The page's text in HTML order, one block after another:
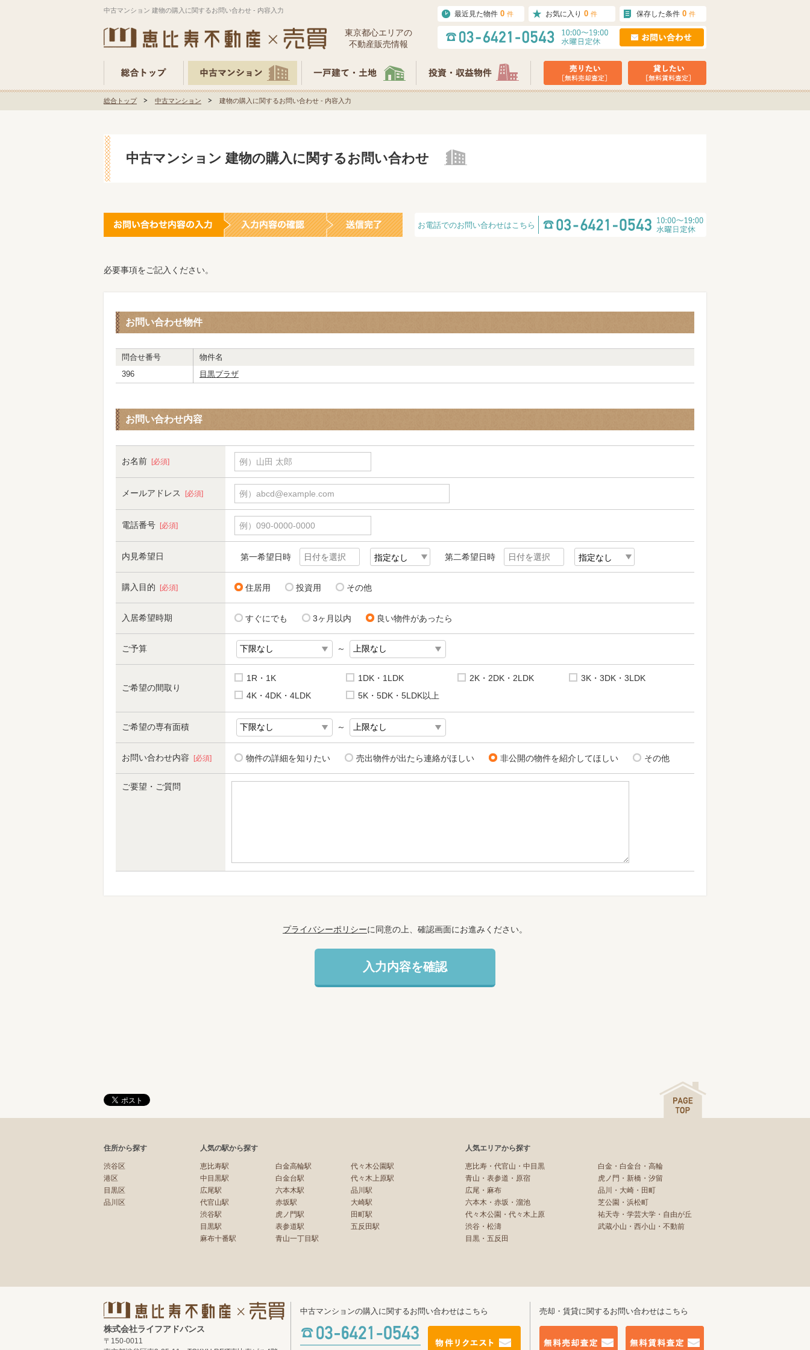
中古マンション 建物の購入に関するお問い合わせ - 内容入力
東京都⼼エリアの
不動産販売情報
最近見た物件 0 件 お気に入り 0 件 保存した条件 0 件
総合トップ 中古マンション 建物の購入に関するお問い合わせ - 内容入力
中古マンション 建物の購入に関するお問い合わせ
お電話でのお問い合わせはこちら
必要事項をご記入ください。
お問い合わせ物件
問合せ番号
物件名
396
目黒プラザ
お問い合わせ内容
お名前 [必須] 例）山田 太郎
メールアドレス [必須] 例）abcd@example.com
電話番号 [必須] 例）090-0000-0000
内見希望日 第一希望日時 第二希望日時
購入目的 [必須] 住居用 投資用 その他
入居希望時期 すぐにでも 3ヶ月以内 良い物件があったら
ご予算 ～
ご希望の間取り
1R・1K 1DK・1LDK 2K・2DK・2LDK
3K・3DK・3LDK
4K・4DK・4LDK
5K・5DK・5LDK以上
ご希望の専有面積 ～
お問い合わせ内容 [必須] 物件の詳細を知りたい 売出物件が出たら連絡がほしい 非公開の物件を紹介してほしい その他
ご要望・ご質問
プライバシーポリシーに同意の上、確認画面にお進みください。
住所から探す
渋谷区
港区
目黒区
品川区
人気の駅から探す
恵比寿駅
中目黒駅
広尾駅
代官山駅
渋谷駅
目黒駅
麻布十番駅
白金高輪駅
白金台駅
六本木駅
赤坂駅
虎ノ門駅
表参道駅
青山一丁目駅
代々木公園駅
代々木上原駅
品川駅
大崎駅
田町駅
五反田駅
人気エリアから探す
恵比寿・代官山・中目黒
青山・表参道・原宿
広尾・麻布
六本木・赤坂・溜池
代々木公園・代々木上原
渋谷・松濤
目黒・五反田
白金・白金台・高輪
虎ノ門・新橋・汐留
品川・大崎・田町
芝公園・浜松町
祐天寺・学芸大学・自由が丘
武蔵小山・西小山・不動前
株式会社ライフアドバンス
〒150-0011
中古マンションの購入に関するお問い合わせはこちら 売却・賃貸に関するお問い合わせはこちら